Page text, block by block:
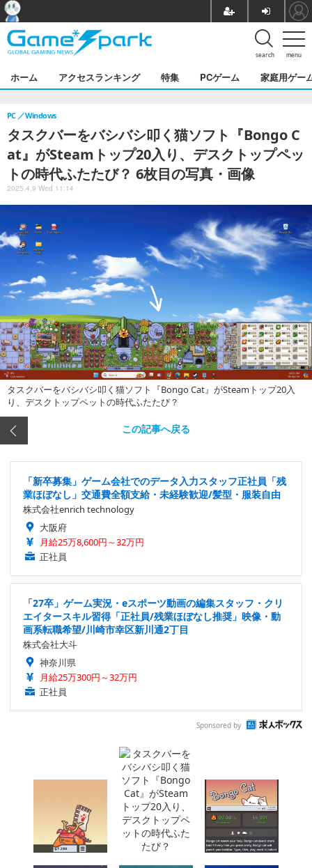
menu
search
ホーム アクセスランキング 特集 PCゲーム 家庭用ゲー
タスクバーをバシバシ叩く猫ソフト『Bongo C
at』がSteamトップ20入り、デスクトップペッ
トの時代ふたたび？ 6枚目の写真・画像
PC Windows
2025.4.9 Wed 11:14
タスクバーをバシバシ叩く猫ソフト『Bongo Cat』がSteamトップ20入
り、デスクトップペットの時代ふたたび？
この記事へ戻る
「新卒募集」ゲーム会社でのデータ入力スタッフ正社員「残
業ほぼなし」交通費全額支給・未経験歓迎/髪型・服装自由
株式会社enrich technology
大阪府
月給25万8,600円～32万円
正社員
「27卒」ゲーム実況・eスポーツ動画の編集スタッフ・クリ
エイタースキル習得「正社員/残業ほぼなし推奨」映像・動
画系転職希望/川崎市幸区新川通2丁目
株式会社大斗
神奈川県
月給25万300円～32万円
正社員
Sponsored by